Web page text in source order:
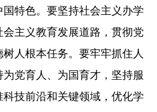
特色。要坚持社会主义办学
主义教育发展道路，贯彻党
人根本任务。要牢牢抓住人
党育人、为国育才，坚持服
技前沿和关键领域，优化学